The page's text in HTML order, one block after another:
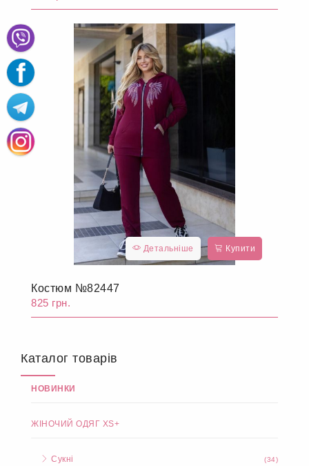
Детальніше Купити
Костюм №82447
825 грн.
Каталог товарів
НОВИНКИ
ЖІНОЧИЙ ОДЯГ XS+
Сукні (34)